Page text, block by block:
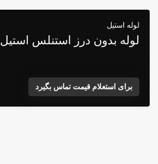
لوله استیل
لوله بدون درز استنلس استیل 310
برای استعلام قیمت تماس بگیرد